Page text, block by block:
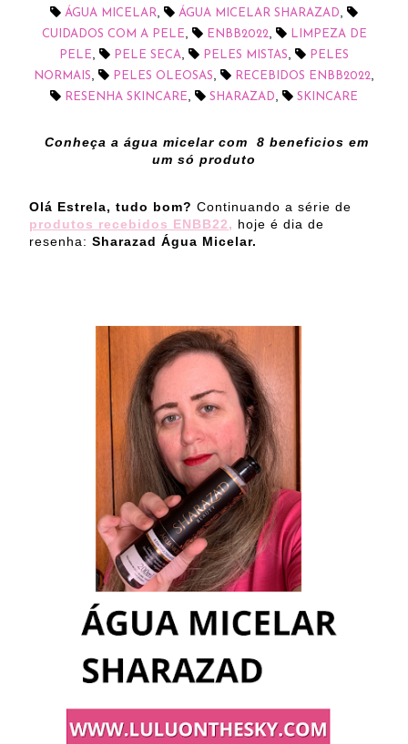
ÁGUA MICELAR ÁGUA MICELAR SHARAZAD
CUIDADOS COM A PELE ENBB2022
LIMPEZA DE
PELE
PELE SECA PELES MISTAS
PELES
NORMAIS
PELES OLEOSAS RECEBIDOS ENBB2022
RESENHA SKINCARE SHARAZAD SKINCARE
Conheça a água micelar com 8 beneficios em
um só produto
Olá Estrela, tudo bom? Continuando a série de
produtos recebidos ENBB22, hoje é dia de
resenha: Sharazad Água Micelar.